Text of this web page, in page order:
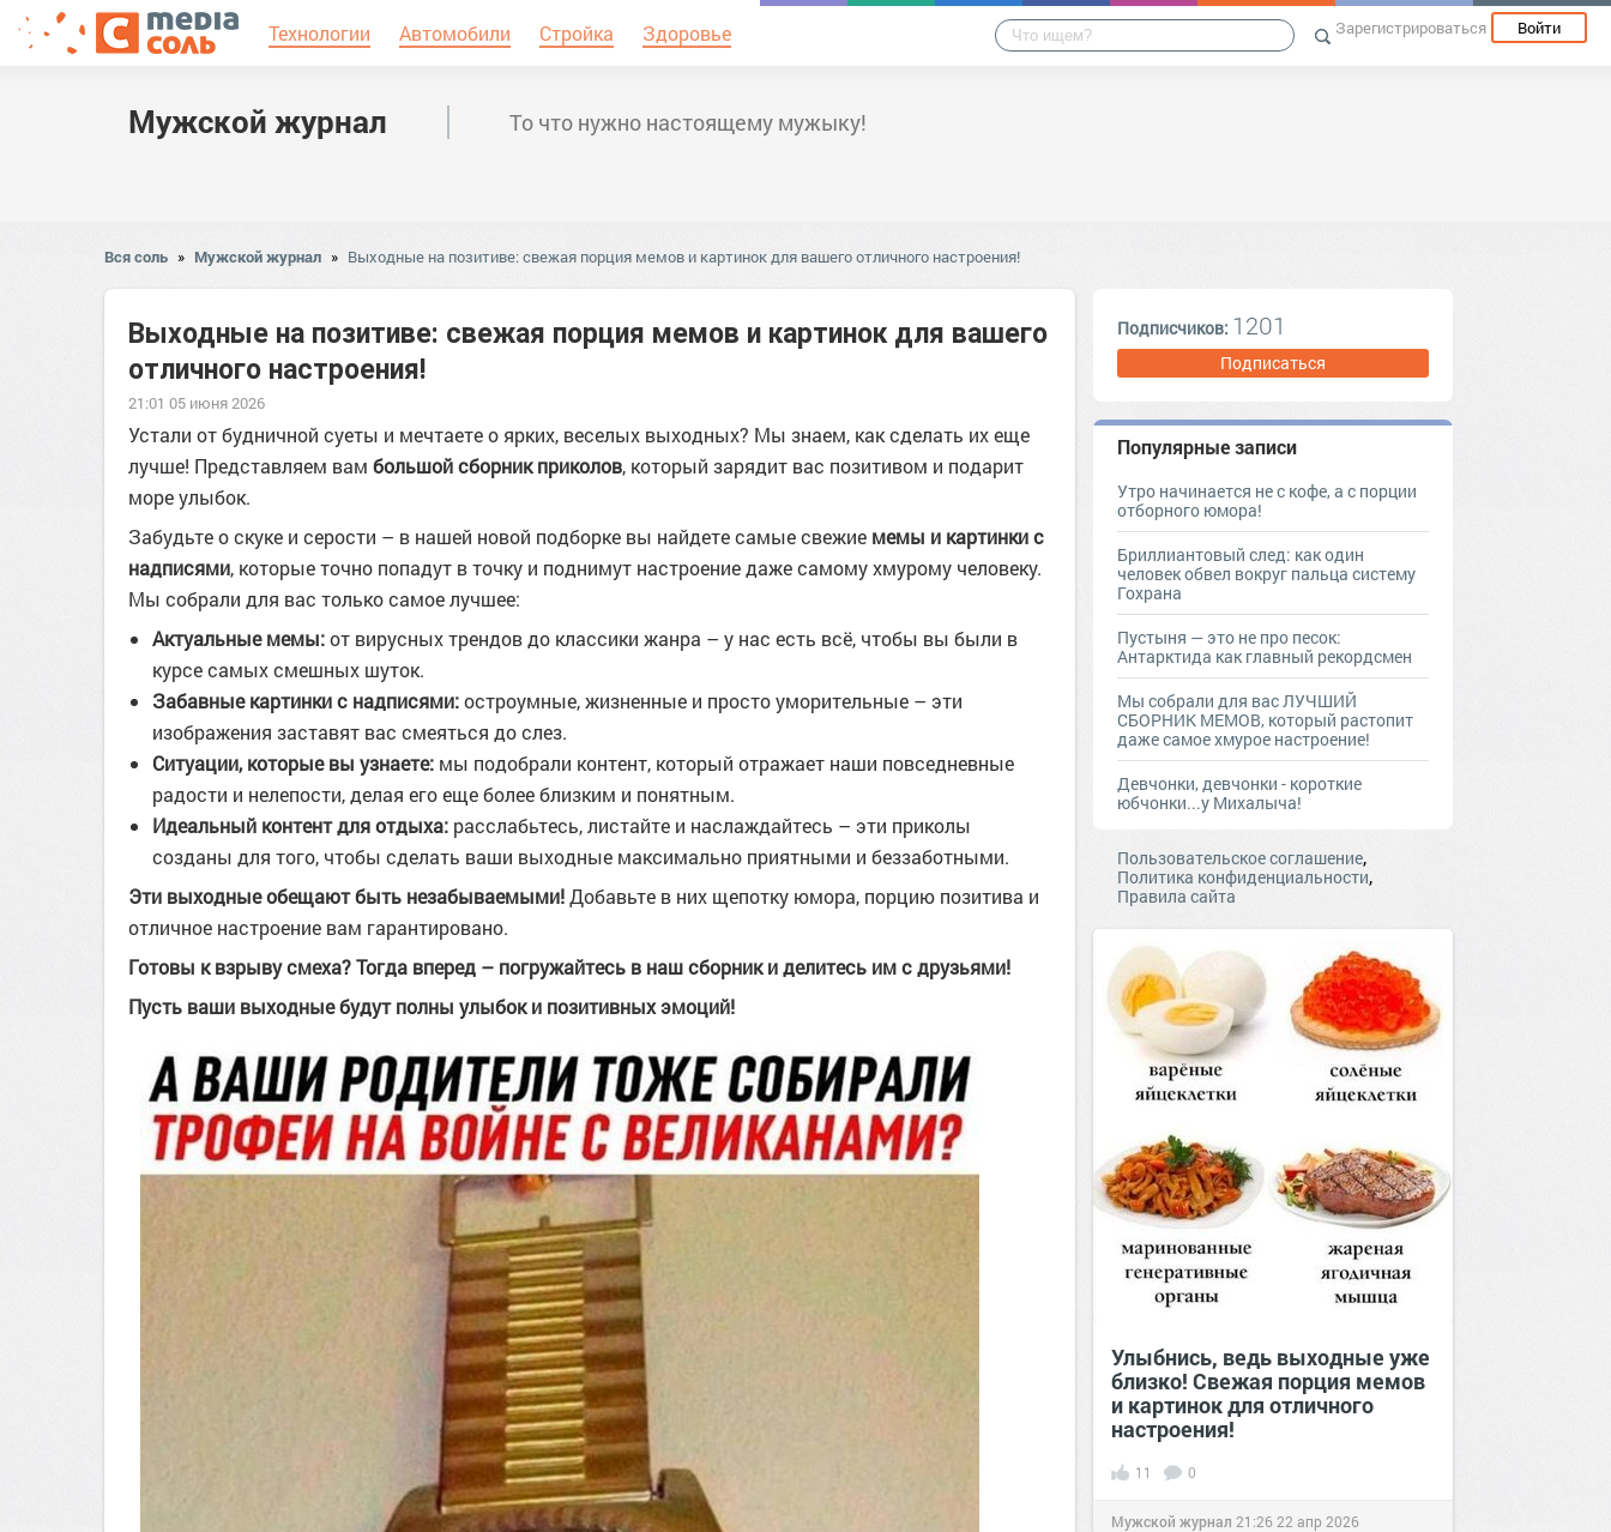
Технологии Автомобили Стройка Здоровье Зарегистрироваться Войти
Мужской журнал То что нужно настоящему мужыку!
Вся соль » Мужской журнал » Выходные на позитиве: свежая порция мемов и картинок для вашего отличного настроения!
Выходные на позитиве: свежая порция мемов и картинок для вашего
отличного настроения!
21:01 05 июня 2026
Устали от будничной суеты и мечтаете о ярких, веселых выходных? Мы знаем, как сделать их еще
лучше! Представляем вам большой сборник приколов, который зарядит вас позитивом и подарит
море улыбок.
Забудьте о скуке и серости – в нашей новой подборке вы найдете самые свежие мемы и картинки с
надписями, которые точно попадут в точку и поднимут настроение даже самому хмурому человеку.
Мы собрали для вас только самое лучшее:
Актуальные мемы:от вирусных трендов до классики жанра – у нас есть всё, чтобы вы были в
курсе самых смешных шуток.
Забавные картинки с надписями:остроумные, жизненные и просто уморительные – эти
изображения заставят вас смеяться до слез.
Ситуации, которые вы узнаете: мы подобрали контент, который отражает наши повседневные
радости и нелепости, делая его еще более близким и понятным.
Идеальный контент для отдыха: расслабьтесь, листайте и наслаждайтесь – эти приколы
созданы для того, чтобы сделать ваши выходные максимально приятными и беззаботными.
Эти выходные обещают быть незабываемыми!Добавьте в них щепотку юмора, порцию позитива и
отличное настроение вам гарантировано.
Готовы к взрыву смеха? Тогда вперед – погружайтесь в наш сборник и делитесь им с друзьями!
Пусть ваши выходные будут полны улыбок и позитивных эмоций!
Подписчиков: 1201
Подписаться
Популярные записи
Утро начинается не с кофе, а с порции
отборного юмора!
Бриллиантовый след: как один
человек обвел вокруг пальца систему
Гохрана
Пустыня — это не про песок:
Антарктида как главный рекордсмен
Мы собрали для вас ЛУЧШИЙ
СБОРНИК МЕМОВ, который растопит
даже самое хмурое настроение!
Девчонки, девчонки - короткие
юбчонки...у Михалыча!
Пользовательское соглашение,
Политика конфиденциальности,
Правила сайта
Улыбнись, ведь выходные уже
близко! Свежая порция мемов
и картинок для отличного
настроения!
11 0
Мужской журнал 21:26 22 апр 2026